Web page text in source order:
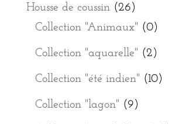
Housse de coussin (26)
Collection "Animaux" (0)
Collection "aquarelle" (2)
Collection "été indien" (10)
Collection "lagon" (9)